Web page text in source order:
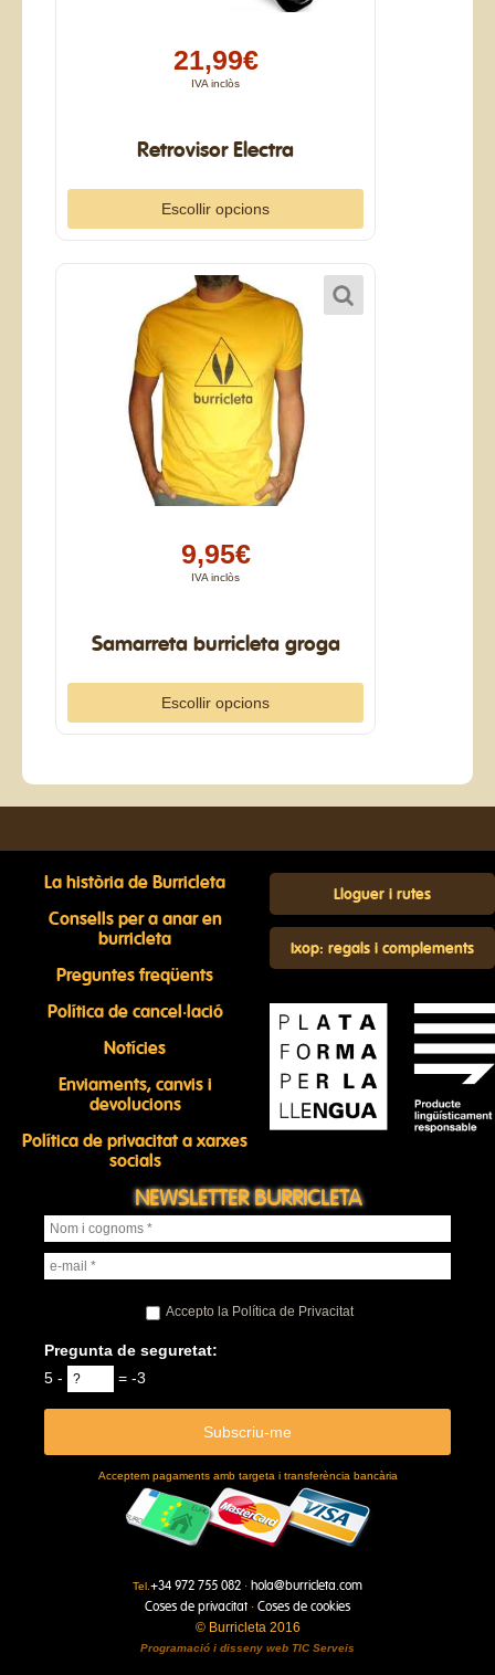
21,99€
IVA inclòs
Retrovisor Electra
Escollir opcions
9,95€
IVA inclòs
Samarreta burricleta groga
Escollir opcions
La història de Burricleta
Consells per a anar en
burricleta
Preguntes freqüents
Política de cancel·lació
Notícies
Enviaments, canvis i
devolucions
Política de privacitat a xarxes
socials
Lloguer i rutes
Ixop: regals i complements
NEWSLETTER BURRICLETA
Accepto la Política de Privacitat
Pregunta de seguretat:
5 -
= -3
Acceptem pagaments amb targeta i transferència bancària
Tel. +34 972 755 082 · hola@burricleta.com
Coses de privacitat · Coses de cookies
© Burricleta 2016
Programació i disseny web TIC Serveis